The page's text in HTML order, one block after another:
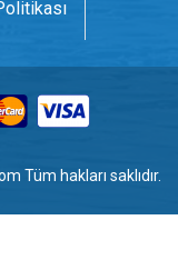
Tüm hakları saklıdır.